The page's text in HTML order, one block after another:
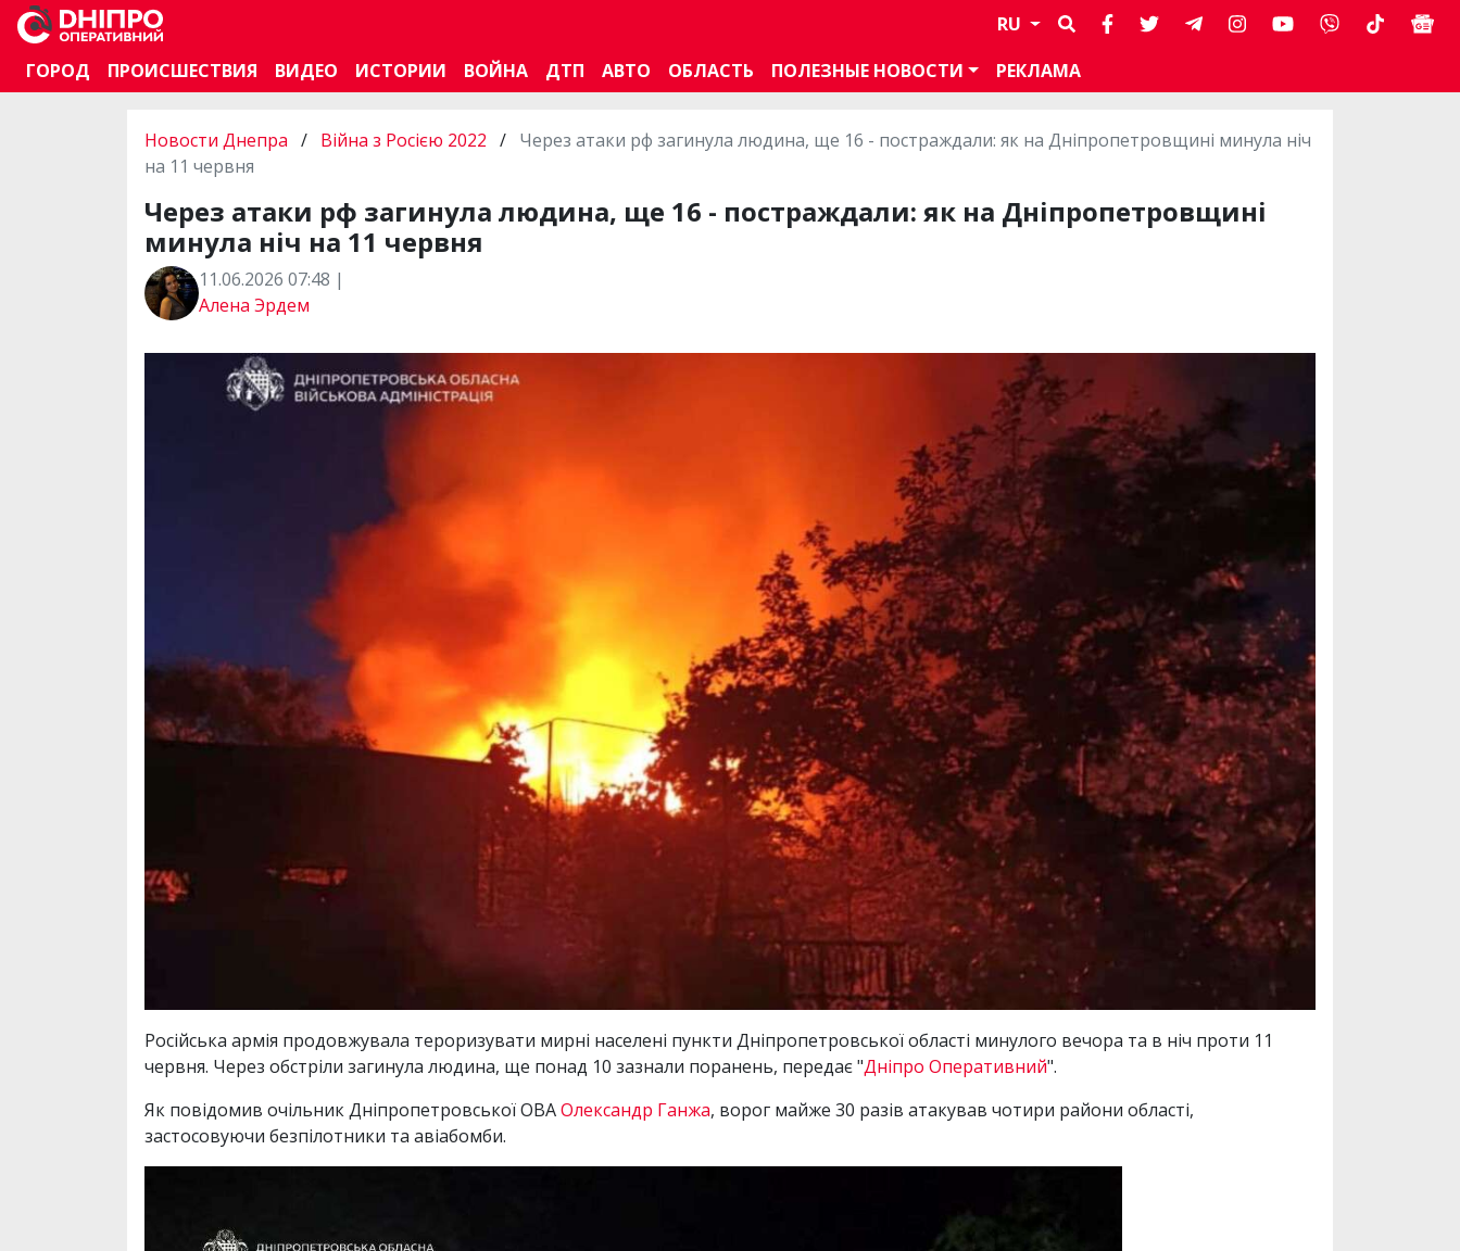
RU
ГОРОД
ПРОИСШЕСТВИЯ ВИДЕО ИСТОРИИ ВОЙНА ДТП АВТО ОБЛАСТЬ ПОЛЕЗНЫЕ НОВОСТИ РЕКЛАМА
Новости Днепра / Війна з Росією 2022 / Через атаки рф загинула людина, ще 16 - постраждали: як на Дніпропетровщині минула ніч
на 11 червня
Через атаки рф загинула людина, ще 16 - постраждали: як на Дніпропетровщині
минула ніч на 11 червня
11.06.2026 07:48 |
Алена Эрдем
Російська армія продовжувала тероризувати мирні населені пункти Дніпропетровської області минулого вечора та в ніч проти 11
червня. Через обстріли загинула людина, ще понад 10 зазнали поранень, передає "Дніпро Оперативний".
Як повідомив очільник Дніпропетровської ОВАОлександр Ганжа, ворог майже 30 разів атакував чотири райони області,
застосовуючи безпілотники та авіабомби.